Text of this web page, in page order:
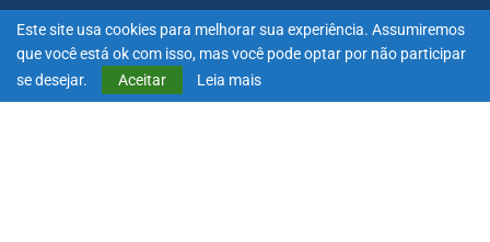
Senado aprova proibição de atletas e influenciadores em
anúncios de bets
Este site usa cookies para melhorar sua experiência. Assumiremos
que você está ok com isso, mas você pode optar por não participar
se desejar.
Aceitar Leia mais